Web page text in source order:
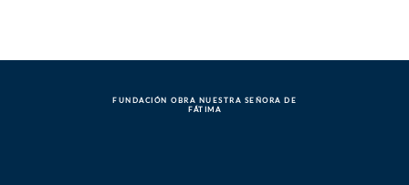
FUNDACIÓN OBRA NUESTRA SEÑORA DE
FÁTIMA